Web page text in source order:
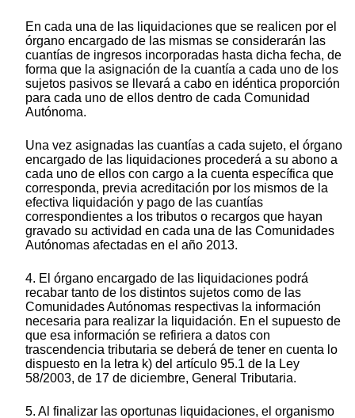
En cada una de las liquidaciones que se realicen por el
órgano encargado de las mismas se considerarán las
cuantías de ingresos incorporadas hasta dicha fecha, de
forma que la asignación de la cuantía a cada uno de los
sujetos pasivos se llevará a cabo en idéntica proporción
para cada uno de ellos dentro de cada Comunidad
Autónoma.
Una vez asignadas las cuantías a cada sujeto, el órgano
encargado de las liquidaciones procederá a su abono a
cada uno de ellos con cargo a la cuenta específica que
corresponda, previa acreditación por los mismos de la
efectiva liquidación y pago de las cuantías
correspondientes a los tributos o recargos que hayan
gravado su actividad en cada una de las Comunidades
Autónomas afectadas en el año 2013.
4. El órgano encargado de las liquidaciones podrá
recabar tanto de los distintos sujetos como de las
Comunidades Autónomas respectivas la información
necesaria para realizar la liquidación. En el supuesto de
que esa información se refiriera a datos con
trascendencia tributaria se deberá de tener en cuenta lo
dispuesto en la letra k) del artículo 95.1 de la Ley
58/2003, de 17 de diciembre, General Tributaria.
5. Al finalizar las oportunas liquidaciones, el organismo